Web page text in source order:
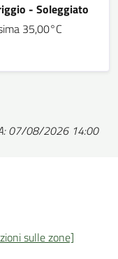
- Soleggiato
35,00°C
07/08/2026 14:00
sulle zone]